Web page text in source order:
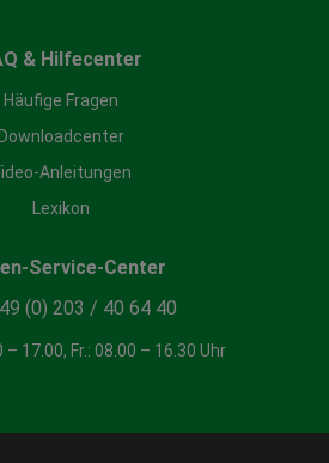
& Hilfecenter
Häufige Fragen
Downloadcenter
Anleitungen
Lexikon
Service-Center
(0) 203 / 40 64 40
– 17.00, Fr.: 08.00 – 16.30 Uhr